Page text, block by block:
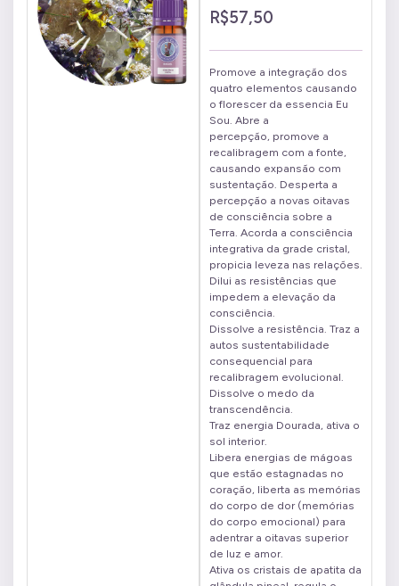
R$57,50
Promove a integração dos
quatro elementos causando
o florescer da essencia Eu
Sou. Abre a
percepção, promove a
recalibragem com a fonte,
causando expansão com
sustentação. Desperta a
percepção a novas oitavas
de consciência sobre a
Terra. Acorda a consciência
integrativa da grade cristal,
propicia leveza nas relações.
Dilui as resistências que
impedem a elevação da
consciência.
Dissolve a resistência. Traz a
autos sustentabilidade
consequencial para
recalibragem evolucional.
Dissolve o medo da
transcendência.
Traz energia Dourada, ativa o
sol interior.
Libera energias de mágoas
que estão estagnadas no
coração, liberta as memórias
do corpo de dor (memórias
do corpo emocional) para
adentrar a oitavas superior
de luz e amor.
Ativa os cristais de apatita da